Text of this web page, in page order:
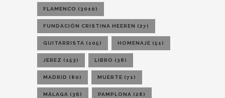
FLAMENCO (3010)
FUNDACIÓN CRISTINA HEEREN (27)
GUITARRISTA (105) HOMENAJE (51)
JEREZ (153) LIBRO (38)
MADRID (80) MUERTE (71)
MÁLAGA (36) PAMPLONA (28)